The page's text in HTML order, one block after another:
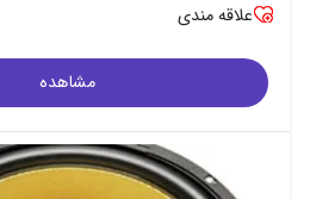
علاقه مندی
مشاهده